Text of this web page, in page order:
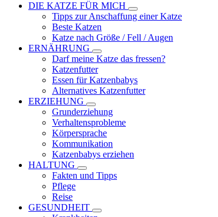
DIE KATZE FÜR MICH
Tipps zur Anschaffung einer Katze
Beste Katzen
Katze nach Größe / Fell / Augen
ERNÄHRUNG
Darf meine Katze das fressen?
Katzenfutter
Essen für Katzenbabys
Alternatives Katzenfutter
ERZIEHUNG
Grunderziehung
Verhaltensprobleme
Körpersprache
Kommunikation
Katzenbabys erziehen
HALTUNG
Fakten und Tipps
Pflege
Reise
GESUNDHEIT